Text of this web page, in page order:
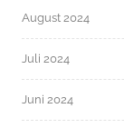
August 2024
Juli 2024
Juni 2024